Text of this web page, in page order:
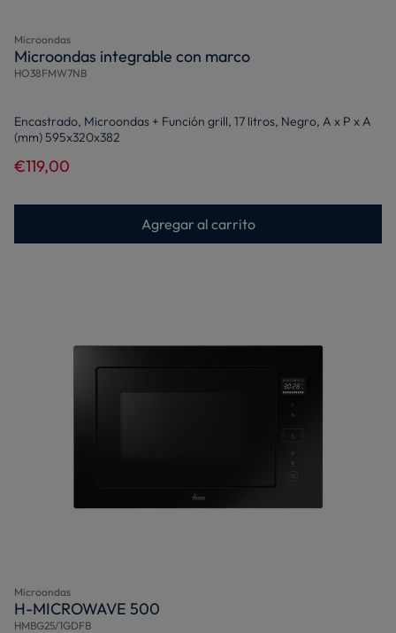
Microondas
Microondas integrable con marco
HO38FMW7NB
Encastrado, Microondas + Función grill, 17 litros, Negro, A x P x A
(mm) 595x320x382
€119,00
Agregar al carrito
Microondas
H-MICROWAVE 500
HMBG25/1GDFB